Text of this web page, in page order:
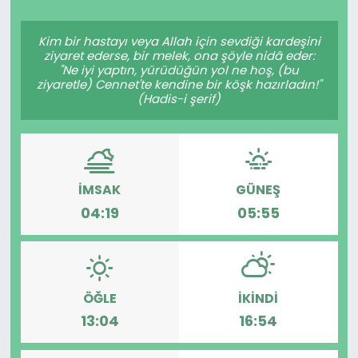
Kim bir hastayı veya Allah için sevdiği kardeşini
ziyaret ederse, bir melek, ona şöyle nidâ eder:
"Ne iyi yaptın, yürüdüğün yol ne hoş, (bu
ziyaretle) Cennet'te kendine bir köşk hazırladın!"
(Hadis-i şerif)
İMSAK
04:19
GÜNEŞ
05:55
ÖĞLE
13:04
İKINDI
16:54
Teknoloji
Yaşam
Gizlilik Sözleşmesi
İletişim